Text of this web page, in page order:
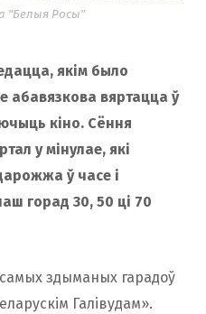
"Белыя Росы"
якім было
абавязкова вяртацца ў
кіно. Сёння
у мінулае, які
ў часе і
горад 30, 50 ці 70
здыманых гарадоў
Галівудам».